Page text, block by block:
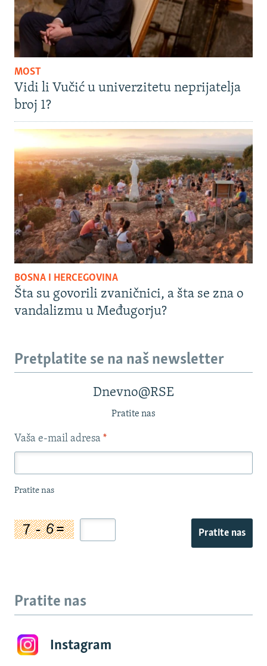
MOST
Vidi li Vučić u univerzitetu neprijatelja
broj 1?
BOSNA I HERCEGOVINA
Šta su govorili zvaničnici, a šta se zna o
vandalizmu u Međugorju?
Pretplatite se na naš newsletter
Dnevno@RSE
Pratite nas
Vaša e-mail adresa *
Pratite nas
Pratite nas
Pratite nas
Instagram